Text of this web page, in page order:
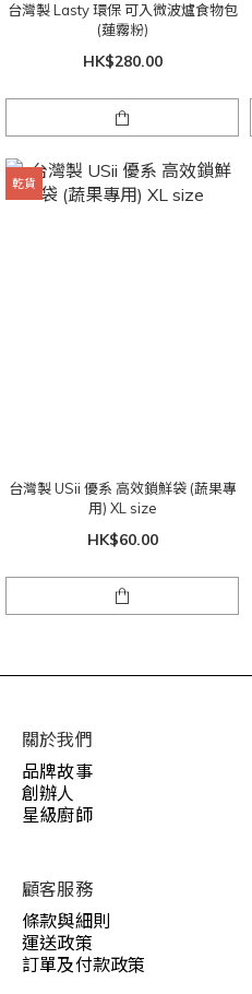
台灣製 Lasty 環保 可入微波爐食物包
(蓮霧粉)
HK$280.00
乾貨
台灣製 USii 優系 高效鎖鮮袋 (蔬果專
用) XL size
HK$60.00
關於我們
品牌故事
創辦人
星級廚師
顧客服務
條款與細則
運送政策
訂單及付款政策